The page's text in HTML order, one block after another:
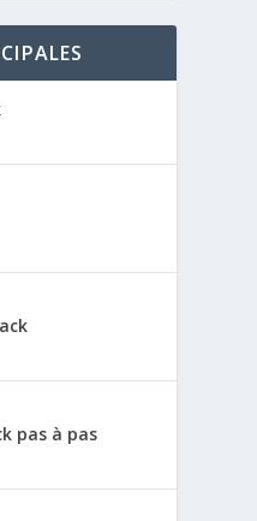
pas à pas